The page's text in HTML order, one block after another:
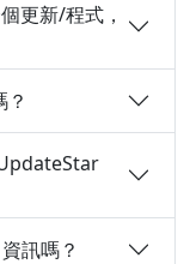
更新/程式，
訊嗎？